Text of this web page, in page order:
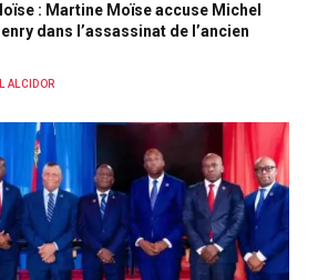
: Martine Moïse accuse Michel
dans l’assassinat de l’ancien
ALCIDOR